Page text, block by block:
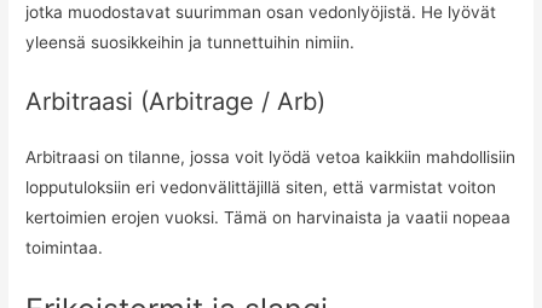
jotka muodostavat suurimman osan vedonlyöjistä. He lyövät
yleensä suosikkeihin ja tunnettuihin nimiin.
Arbitraasi (Arbitrage / Arb)
Arbitraasi on tilanne, jossa voit lyödä vetoa kaikkiin mahdollisiin
lopputuloksiin eri vedonvälittäjillä siten, että varmistat voiton
kertoimien erojen vuoksi. Tämä on harvinaista ja vaatii nopeaa
toimintaa.